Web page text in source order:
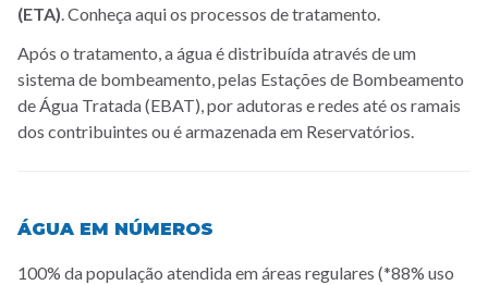
(ETA). Conheça aqui os processos de tratamento.
Após o tratamento, a água é distribuída através de um
sistema de bombeamento, pelas Estações de Bombeamento
de Água Tratada (EBAT), por adutoras e redes até os ramais
dos contribuintes ou é armazenada em Reservatórios.
ÁGUA EM NÚMEROS
100% da população atendida em áreas regulares (*88% uso